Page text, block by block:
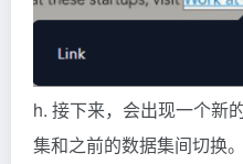
h. 接下来，会出现一个新
集和之前的数据集间切换